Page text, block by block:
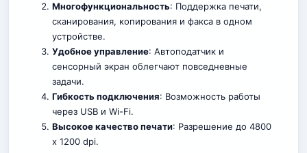
Многофункциональность: Поддержка печати,
сканирования, копирования и факса в одном
устройстве.
Удобное управление: Автоподатчик и
сенсорный экран облегчают повседневные
задачи.
Гибкость подключения: Возможность работы
через USB и Wi-Fi.
Высокое качество печати: Разрешение до 4800
x 1200 dpi.